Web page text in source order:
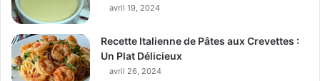
avril 19, 2024
Recette Italienne de Pâtes aux Crevettes :
Un Plat Délicieux
avril 26, 2024